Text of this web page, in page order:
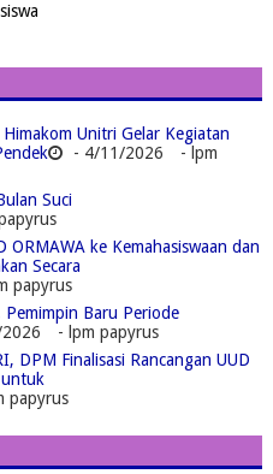
Unitri Gelar Kegiatan
- 4/11/2026
- lpm
Suci
ke Kemahasiswaan dan
Secara
papyrus
Pemimpin Baru Periode
- lpm papyrus
DPM Finalisasi Rancangan UUD
papyrus